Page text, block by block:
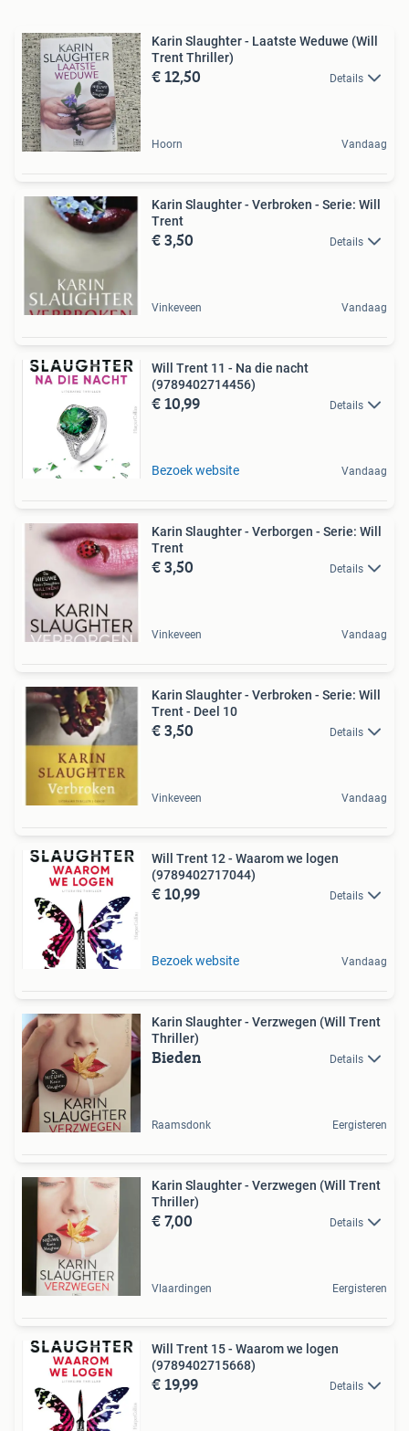
Karin Slaughter - Laatste Weduwe (Will
Trent Thriller)
€ 12,50 Details
Hoorn Vandaag
Karin Slaughter - Verbroken - Serie: Will
Trent
€ 3,50 Details
Vinkeveen Vandaag
Will Trent 11 - Na die nacht
(9789402714456)
€ 10,99 Details
Bezoek website Vandaag
Karin Slaughter - Verborgen - Serie: Will
Trent
€ 3,50 Details
Vinkeveen Vandaag
Karin Slaughter - Verbroken - Serie: Will
Trent - Deel 10
€ 3,50 Details
Vinkeveen Vandaag
Will Trent 12 - Waarom we logen
(9789402717044)
€ 10,99 Details
Bezoek website Vandaag
Karin Slaughter - Verzwegen (Will Trent
Thriller)
Bieden Details
Raamsdonk Eergisteren
Karin Slaughter - Verzwegen (Will Trent
Thriller)
€ 7,00 Details
Vlaardingen Eergisteren
Will Trent 15 - Waarom we logen
(9789402715668)
€ 19,99 Details